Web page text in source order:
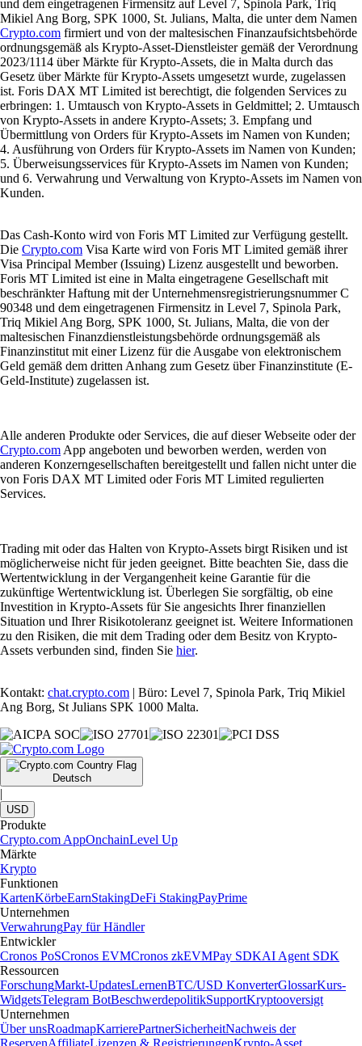
und dem eingetragenen Firmensitz auf Level 7, Spinola Park, Triq
Mikiel Ang Borg, SPK 1000, St. Julians, Malta, die unter dem Namen
Crypto.com firmiert und von der maltesischen Finanzaufsichtsbehörde
ordnungsgemäß als Krypto-Asset-Dienstleister gemäß der Verordnung
2023/1114 über Märkte für Krypto-Assets, die in Malta durch das
Gesetz über Märkte für Krypto-Assets umgesetzt wurde, zugelassen
ist. Foris DAX MT Limited ist berechtigt, die folgenden Services zu
erbringen: 1. Umtausch von Krypto-Assets in Geldmittel; 2. Umtausch
von Krypto-Assets in andere Krypto-Assets; 3. Empfang und
Übermittlung von Orders für Krypto-Assets im Namen von Kunden;
4. Ausführung von Orders für Krypto-Assets im Namen von Kunden;
5. Überweisungsservices für Krypto-Assets im Namen von Kunden;
und 6. Verwahrung und Verwaltung von Krypto-Assets im Namen von
Kunden.
Das Cash-Konto wird von Foris MT Limited zur Verfügung gestellt.
Die Crypto.com Visa Karte wird von Foris MT Limited gemäß ihrer
Visa Principal Member (Issuing) Lizenz ausgestellt und beworben.
Foris MT Limited ist eine in Malta eingetragene Gesellschaft mit
beschränkter Haftung mit der Unternehmensregistrierungsnummer C
90348 und dem eingetragenen Firmensitz in Level 7, Spinola Park,
Triq Mikiel Ang Borg, SPK 1000, St. Julians, Malta, die von der
maltesischen Finanzdienstleistungsbehörde ordnungsgemäß als
Finanzinstitut mit einer Lizenz für die Ausgabe von elektronischem
Geld gemäß dem dritten Anhang zum Gesetz über Finanzinstitute (E-
Geld-Institute) zugelassen ist.
Alle anderen Produkte oder Services, die auf dieser Webseite oder der
Crypto.com App angeboten und beworben werden, werden von
anderen Konzerngesellschaften bereitgestellt und fallen nicht unter die
von Foris DAX MT Limited oder Foris MT Limited regulierten
Services.
Trading mit oder das Halten von Krypto-Assets birgt Risiken und ist
möglicherweise nicht für jeden geeignet. Bitte beachten Sie, dass die
Wertentwicklung in der Vergangenheit keine Garantie für die
zukünftige Wertentwicklung ist. Überlegen Sie sorgfältig, ob eine
Investition in Krypto-Assets für Sie angesichts Ihrer finanziellen
Situation und Ihrer Risikotoleranz geeignet ist. Weitere Informationen
zu den Risiken, die mit dem Trading oder dem Besitz von Krypto-
Assets verbunden sind, finden Sie hier.
Kontakt: chat.crypto.com | Büro: Level 7, Spinola Park, Triq Mikiel
Ang Borg, St Julians SPK 1000 Malta.
Deutsch
|
USD
Produkte
Crypto.com AppOnchainLevel Up
Märkte
Krypto
Funktionen
KartenKörbeEarnStakingDeFi StakingPayPrime
Unternehmen
VerwahrungPay für Händler
Entwickler
Cronos PoSCronos EVMCronos zkEVMPay SDKAI Agent SDK
Ressourcen
ForschungMarkt-UpdatesLernenBTC/USD KonverterGlossarKurs-
WidgetsTelegram BotBeschwerdepolitikSupportKryptooversigt
Unternehmen
Über unsRoadmapKarrierePartnerSicherheitNachweis der
ReservenAffiliateLizenzen & RegistrierungenKrypto-Asset